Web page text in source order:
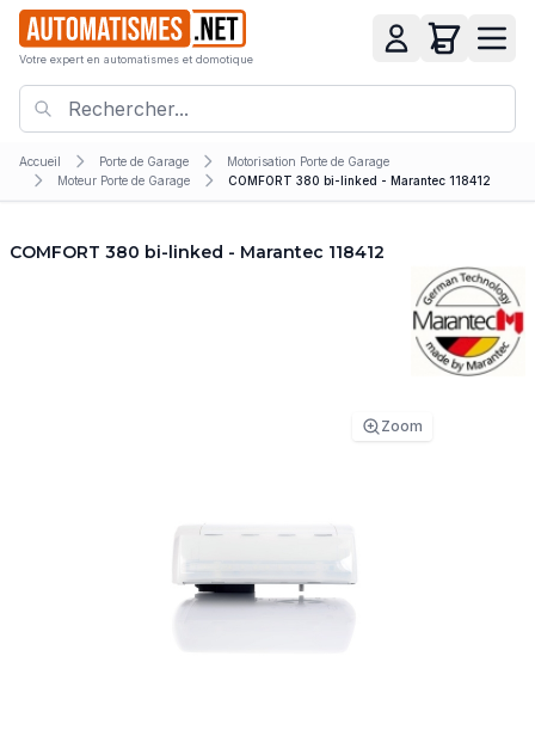
Votre expert en automatismes et domotique
Accueil Porte de Garage
Motorisation Porte de Garage
Moteur Porte de Garage
COMFORT 380 bi-linked - Marantec 118412
COMFORT 380 bi-linked - Marantec 118412
Zoom